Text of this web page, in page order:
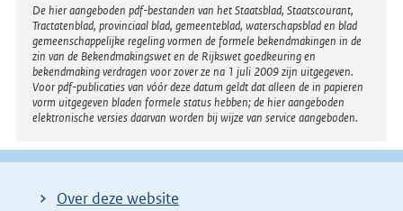
Disclaimer
De hier aangeboden pdf-bestanden van het Staatsblad, Staatscourant,
Tractatenblad, provinciaal blad, gemeenteblad, waterschapsblad en blad
gemeenschappelijke regeling vormen de formele bekendmakingen in de
zin van de Bekendmakingswet en de Rijkswet goedkeuring en
bekendmaking verdragen voor zover ze na 1 juli 2009 zijn uitgegeven.
Voor pdf-publicaties van vóór deze datum geldt dat alleen de in papieren
vorm uitgegeven bladen formele status hebben; de hier aangeboden
elektronische versies daarvan worden bij wijze van service aangeboden.
Over deze website